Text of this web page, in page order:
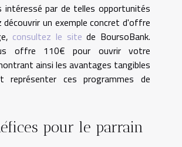
intéressé par de telles opportunités
un exemple concret d'offre
consultez le site de BoursoBank.
offre 110€ pour ouvrir votre
ainsi les avantages tangibles
représenter ces programmes de
pour le parrain